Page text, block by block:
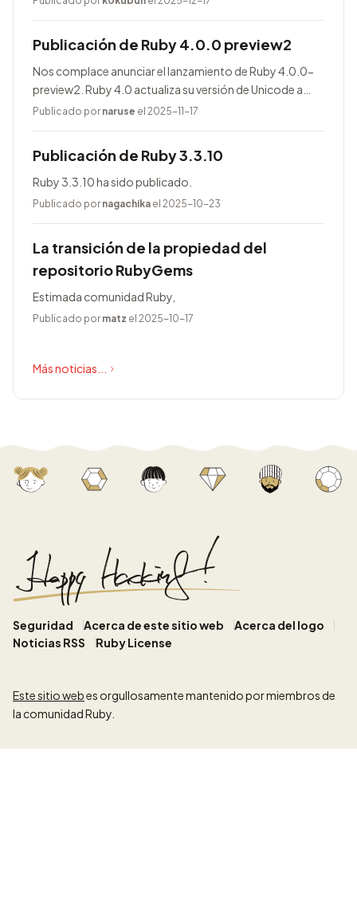
Publicación de Ruby 4.0.0 preview2
Nos complace anunciar el lanzamiento de Ruby 4.0.0-
preview2. Ruby 4.0 actualiza su versión de Unicode a
17.0.0, entre otras novedades.
Publicado por naruse el 2025-11-17
Publicación de Ruby 3.3.10
Ruby 3.3.10 ha sido publicado.
Publicado por nagachika el 2025-10-23
La transición de la propiedad del
repositorio RubyGems
Estimada comunidad Ruby,
Publicado por matz el 2025-10-17
Más noticias...
Seguridad Acerca de este sitio web
Acerca del logo
Noticias RSS
Ruby License
Este sitio webes orgullosamente mantenido por miembros de
la comunidad Ruby.